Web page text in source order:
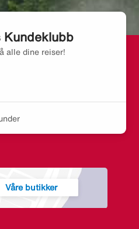
Kundeklubb
alle dine reiser!
Våre butikker